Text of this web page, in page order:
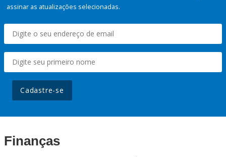
assinar as atualizações selecionadas.
Cadastre-se
Finanças